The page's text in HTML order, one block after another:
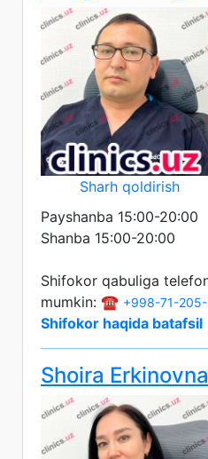
Sharh qoldirish
Payshanba 15:00-20:00
Shanba 15:00-20:00
Shifokor qabuliga
mumkin: ☎️ +998-71-
Shifokor haqida batafsil
Shoira